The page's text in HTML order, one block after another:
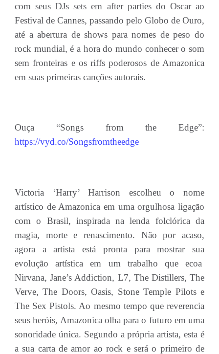
com seus DJs sets em after parties do Oscar ao
Festival de Cannes, passando pelo Globo de Ouro,
até a abertura de shows para nomes de peso do
rock mundial, é a hora do mundo conhecer o som
sem fronteiras e os riffs poderosos de Amazonica
em suas primeiras canções autorais.
Ouça “Songs from the Edge”:
https://vyd.co/Songsfromtheedge
Victoria ‘Harry’ Harrison escolheu o nome
artístico de Amazonica em uma orgulhosa ligação
com o Brasil, inspirada na lenda folclórica da
magia, morte e renascimento. Não por acaso,
agora a artista está pronta para mostrar sua
evolução artística em um trabalho que ecoa
Nirvana, Jane’s Addiction, L7, The Distillers, The
Verve, The Doors, Oasis, Stone Temple Pilots e
The Sex Pistols. Ao mesmo tempo que reverencia
seus heróis, Amazonica olha para o futuro em uma
sonoridade única. Segundo a própria artista, esta é
a sua carta de amor ao rock e será o primeiro de